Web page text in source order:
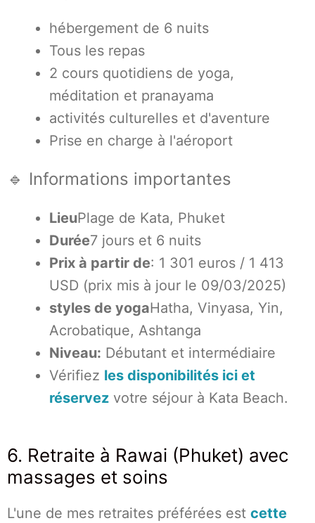
hébergement de 6 nuits
Tous les repas
2 cours quotidiens de yoga,
méditation et pranayama
activités culturelles et d'aventure
Prise en charge à l'aéroport
🔹 Informations importantes
LieuPlage de Kata, Phuket
Durée7 jours et 6 nuits
Prix à partir de: 1 301 euros / 1 413
USD (prix mis à jour le 09/03/2025)
styles de yogaHatha, Vinyasa, Yin,
Acrobatique, Ashtanga
Niveau: Débutant et intermédiaire
Vérifiez les disponibilités ici et
réservez votre séjour à Kata Beach.
6. Retraite à Rawai (Phuket) avec
massages et soins
L'une de mes retraites préférées est cette